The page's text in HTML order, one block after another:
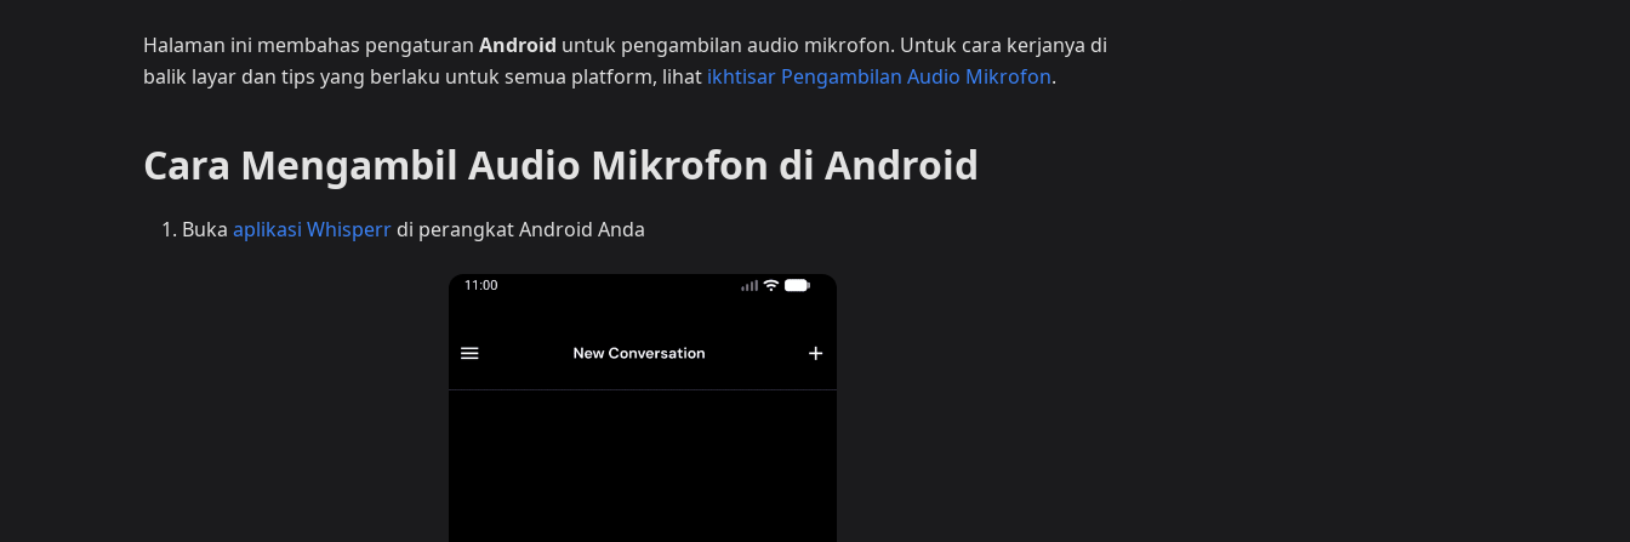
Halaman ini membahas pengaturan Android untuk pengambilan audio mikrofon. Untuk cara kerjanya di
balik layar dan tips yang berlaku untuk semua platform, lihat ikhtisar Pengambilan Audio Mikrofon.
Cara Mengambil Audio Mikrofon di Android
Buka aplikasi Whisperr di perangkat Android Anda